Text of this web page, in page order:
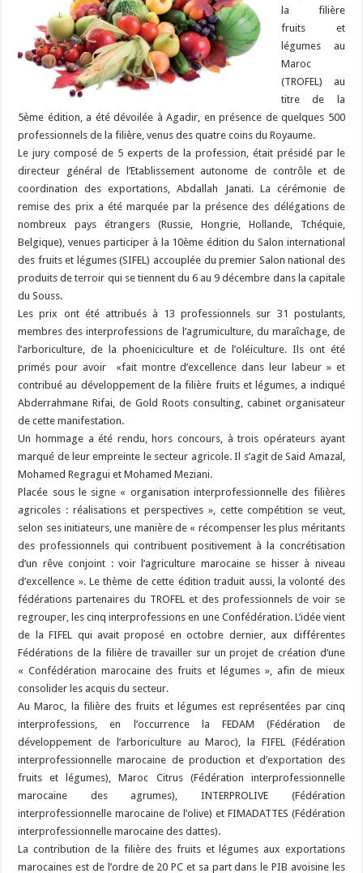
la filière
fruits et
légumes au
Maroc
(TROFEL) au
titre de la
5ème édition, a été dévoilée à Agadir, en présence de quelques 500
professionnels de la filière, venus des quatre coins du Royaume.
Le jury composé de 5 experts de la profession, était présidé par le
directeur général de l’Etablissement autonome de contrôle et de
coordination des exportations, Abdallah Janati. La cérémonie de
remise des prix a été marquée par la présence des délégations de
nombreux pays étrangers (Russie, Hongrie, Hollande, Tchéquie,
Belgique), venues participer à la 10ème édition du Salon international
des fruits et légumes (SIFEL) accouplée du premier Salon national des
produits de terroir qui se tiennent du 6 au 9 décembre dans la capitale
du Souss.
Les prix ont été attribués à 13 professionnels sur 31 postulants,
membres des interprofessions de l’agrumiculture, du maraîchage, de
l’arboriculture, de la phoeniciculture et de l’oléiculture. Ils ont été
primés pour avoir «fait montre d’excellence dans leur labeur » et
contribué au développement de la filière fruits et légumes, a indiqué
Abderrahmane Rifai, de Gold Roots consulting, cabinet organisateur
de cette manifestation.
Un hommage a été rendu, hors concours, à trois opérateurs ayant
marqué de leur empreinte le secteur agricole. Il s’agit de Said Amazal,
Mohamed Regragui et Mohamed Meziani.
Placée sous le signe « organisation interprofessionnelle des filières
agricoles : réalisations et perspectives », cette compétition se veut,
selon ses initiateurs, une manière de « récompenser les plus méritants
des professionnels qui contribuent positivement à la concrétisation
d’un rêve conjoint : voir l’agriculture marocaine se hisser à niveau
d’excellence ». Le thème de cette édition traduit aussi, la volonté des
fédérations partenaires du TROFEL et des professionnels de voir se
regrouper, les cinq interprofessions en une Confédération. L’idée vient
de la FIFEL qui avait proposé en octobre dernier, aux différentes
Fédérations de la filière de travailler sur un projet de création d’une
« Confédération marocaine des fruits et légumes », afin de mieux
consolider les acquis du secteur.
Au Maroc, la filière des fruits et légumes est représentées par cinq
interprofessions, en l’occurrence la FEDAM (Fédération de
développement de l’arboriculture au Maroc), la FIFEL (Fédération
interprofessionnelle marocaine de production et d’exportation des
fruits et légumes), Maroc Citrus (Fédération interprofessionnelle
marocaine des agrumes), INTERPROLIVE (Fédération
interprofessionnelle marocaine de l’olive) et FIMADATTES (Fédération
interprofessionnelle marocaine des dattes).
La contribution de la filière des fruits et légumes aux exportations
marocaines est de l’ordre de 20 PC et sa part dans le PIB avoisine les